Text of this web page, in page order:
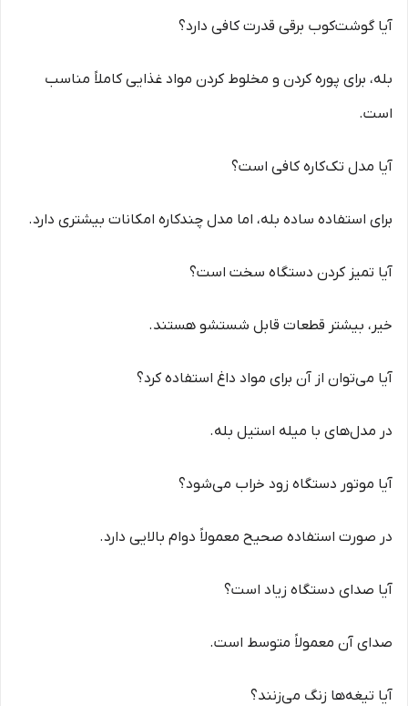
آیا گوشت‌کوب برقی قدرت کافی دارد؟
بله، برای پوره کردن و مخلوط کردن مواد غذایی کاملاً مناسب
است.
آیا مدل تک‌کاره کافی است؟
برای استفاده ساده بله، اما مدل چندکاره امکانات بیشتری دارد.
آیا تمیز کردن دستگاه سخت است؟
خیر، بیشتر قطعات قابل شستشو هستند.
آیا می‌توان از آن برای مواد داغ استفاده کرد؟
در مدل‌های با میله استیل بله.
آیا موتور دستگاه زود خراب می‌شود؟
در صورت استفاده صحیح معمولاً دوام بالایی دارد.
آیا صدای دستگاه زیاد است؟
صدای آن معمولاً متوسط است.
آیا تیغه‌ها زنگ می‌زنند؟